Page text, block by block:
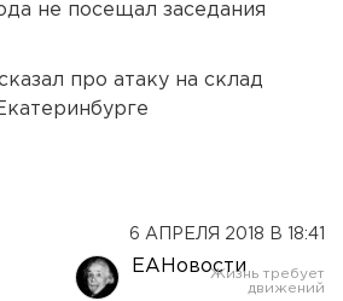
не посещал заседания
про атаку на склад
6 АПРЕЛЯ 2018 В 18:41
ЕАНовости